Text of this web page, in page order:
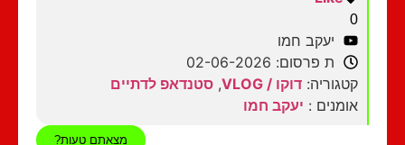
0
יעקב חמו
ת פרסום: 02-06-2026
קטגוריה: דוקו / VLOG , סטנדאפ לדתיים
אומנים : יעקב חמו
מצאתם טעות?